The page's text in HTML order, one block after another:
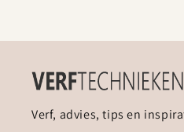
Verf, advies, tips en